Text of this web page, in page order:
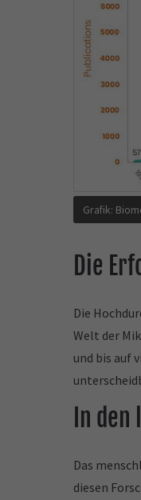
Grafik:
Die
Die
Welt der
und bis auf
In
Das
diesen